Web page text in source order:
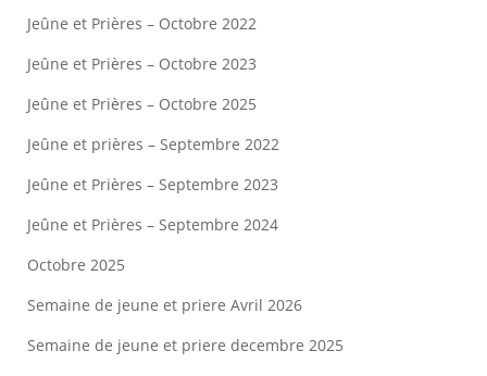
Jeûne et Prières – Octobre 2022
Jeûne et Prières – Octobre 2023
Jeûne et Prières – Octobre 2025
Jeûne et prières – Septembre 2022
Jeûne et Prières – Septembre 2023
Jeûne et Prières – Septembre 2024
Octobre 2025
Semaine de jeune et priere Avril 2026
Semaine de jeune et priere decembre 2025